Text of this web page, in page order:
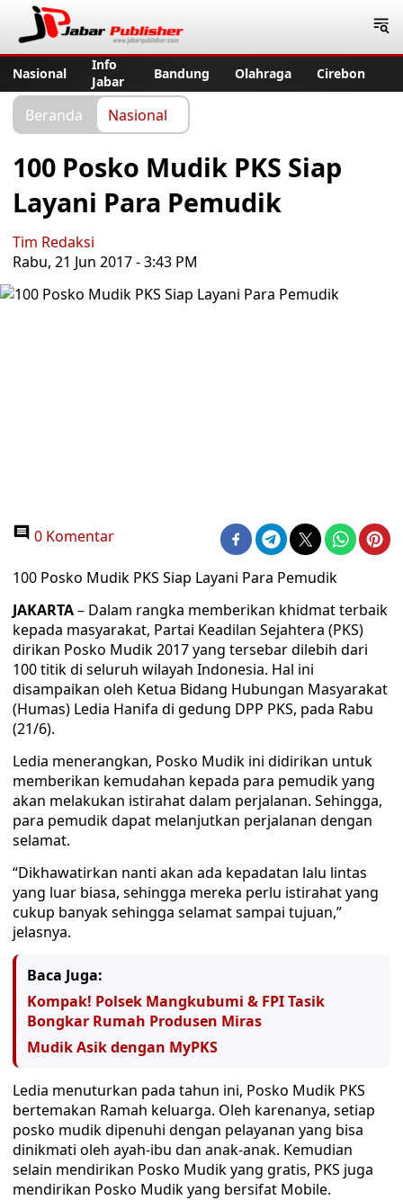
Nasional
Info
Jabar
Bandung Olahraga Cirebon
Beranda Nasional
100 Posko Mudik PKS Siap
Layani Para Pemudik
Tim Redaksi
Rabu, 21 Jun 2017 - 3:43 PM
0 Komentar
100 Posko Mudik PKS Siap Layani Para Pemudik
JAKARTA– Dalam rangka memberikan khidmat terbaik
kepada masyarakat, Partai Keadilan Sejahtera (PKS)
dirikan Posko Mudik 2017 yang tersebar dilebih dari
100 titik di seluruh wilayah Indonesia. Hal ini
disampaikan oleh Ketua Bidang Hubungan Masyarakat
(Humas) Ledia Hanifa di gedung DPP PKS, pada Rabu
(21/6).
Ledia menerangkan, Posko Mudik ini didirikan untuk
memberikan kemudahan kepada para pemudik yang
akan melakukan istirahat dalam perjalanan. Sehingga,
para pemudik dapat melanjutkan perjalanan dengan
selamat.
“Dikhawatirkan nanti akan ada kepadatan lalu lintas
yang luar biasa, sehingga mereka perlu istirahat yang
cukup banyak sehingga selamat sampai tujuan,”
jelasnya.
Baca Juga:
Kompak! Polsek Mangkubumi & FPI Tasik
Bongkar Rumah Produsen Miras
Mudik Asik dengan MyPKS
Ledia menuturkan pada tahun ini, Posko Mudik PKS
bertemakan Ramah keluarga. Oleh karenanya, setiap
posko mudik dipenuhi dengan pelayanan yang bisa
dinikmati oleh ayah-ibu dan anak-anak. Kemudian
selain mendirikan Posko Mudik yang gratis, PKS juga
mendirikan Posko Mudik yang bersifat Mobile.